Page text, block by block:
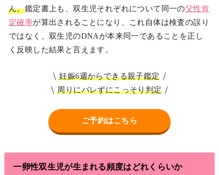
ん。鑑定書上も、双生児それぞれについて同一の父性肯
定確率が算出されることになり、これ自体は検査の誤り
ではなく、双生児のDNAが本来同一であることを正し
く反映した結果と言えます。
妊娠6週からできる親子鑑定
周りにバレずにこっそり判定
ご予約はこちら
一卵性双生児が生まれる頻度はどれくらいか